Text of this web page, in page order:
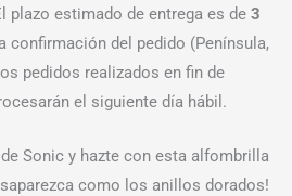
plazo estimado de entrega es de 3
confirmación del pedido (Península,
pedidos realizados en fin de
el siguiente día hábil.
Sonic y hazte con esta alfombrilla
como los anillos dorados!